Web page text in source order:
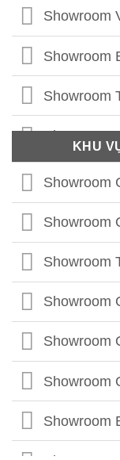
Showroom
Showroom
Showroom
Showroom
Showroom
Showroom
Showroom
Showroom
Showroom
Showroom
Showroom
Showroom
Showroom
Showroom
Showroom
Showroom
Showroom
Showroom
Showroom
Showroom
Showroom
Showroom
Showroom
Showroom
KHU
Showroom
Showroom
Showroom
Showroom
Showroom
Showroom
Showroom